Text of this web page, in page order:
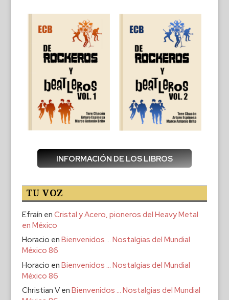
INFORMACIÓN DE LOS LIBROS
TU VOZ
Efraín en Cristal y Acero, pioneros del Heavy Metal
en México
Horacio en Bienvenidos … Nostalgias del Mundial
México 86
Horacio en Bienvenidos … Nostalgias del Mundial
México 86
Christian Ven Bienvenidos … Nostalgias del Mundial